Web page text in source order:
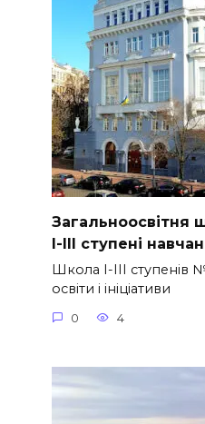
Загальноосвітня
І-ІІІ ступені
Школа І-ІІІ ступенів
освіти і ініціативи
0 4